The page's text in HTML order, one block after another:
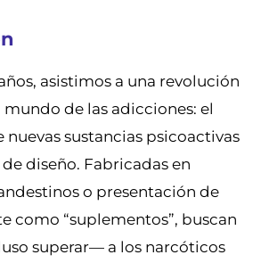
asistimos a una revolución
mundo de las adicciones: el
sustancias psicoactivas
diseño. Fabricadas en
o presentación de
como “suplementos”, buscan
superar— a los narcóticos